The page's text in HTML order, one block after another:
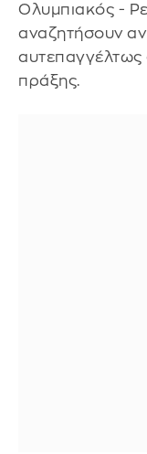
Ολυμπιακός -
αναζητήσουν
αυτεπαγγέλτως
πράξης.